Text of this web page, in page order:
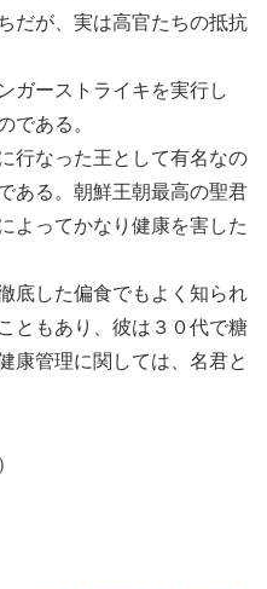
だが、実は高官たちの抵抗
ガーストライキを実行し
である。
行なった王として有名なの
ある。朝鮮王朝最高の聖君
よってかなり健康を害した
底した偏食でもよく知られ
ともあり、彼は３０代で糖
康管理に関しては、名君と